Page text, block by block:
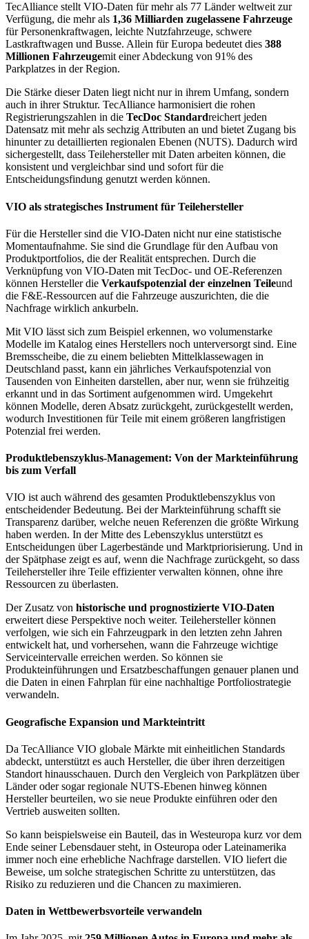
TecAlliance stellt VIO-Daten für mehr als 77 Länder weltweit zur
Verfügung, die mehr als 1,36 Milliarden zugelassene Fahrzeuge
für Personenkraftwagen, leichte Nutzfahrzeuge, schwere
Lastkraftwagen und Busse. Allein für Europa bedeutet dies 388
Millionen Fahrzeugemit einer Abdeckung von 91% des
Parkplatzes in der Region.
Die Stärke dieser Daten liegt nicht nur in ihrem Umfang, sondern
auch in ihrer Struktur. TecAlliance harmonisiert die rohen
Registrierungszahlen in die TecDoc Standardreichert jeden
Datensatz mit mehr als sechzig Attributen an und bietet Zugang bis
hinunter zu detaillierten regionalen Ebenen (NUTS). Dadurch wird
sichergestellt, dass Teilehersteller mit Daten arbeiten können, die
konsistent und vergleichbar sind und sofort für die
Entscheidungsfindung genutzt werden können.
VIO als strategisches Instrument für Teilehersteller
Für die Hersteller sind die VIO-Daten nicht nur eine statistische
Momentaufnahme. Sie sind die Grundlage für den Aufbau von
Produktportfolios, die der Realität entsprechen. Durch die
Verknüpfung von VIO-Daten mit TecDoc- und OE-Referenzen
können Hersteller die Verkaufspotenzial der einzelnen Teileund
die F&E-Ressourcen auf die Fahrzeuge auszurichten, die die
Nachfrage wirklich ankurbeln.
Mit VIO lässt sich zum Beispiel erkennen, wo volumenstarke
Modelle im Katalog eines Herstellers noch unterversorgt sind. Eine
Bremsscheibe, die zu einem beliebten Mittelklassewagen in
Deutschland passt, kann ein jährliches Verkaufspotenzial von
Tausenden von Einheiten darstellen, aber nur, wenn sie frühzeitig
erkannt und in das Sortiment aufgenommen wird. Umgekehrt
können Modelle, deren Absatz zurückgeht, zurückgestellt werden,
wodurch Investitionen für Teile mit einem größeren langfristigen
Potenzial frei werden.
Produktlebenszyklus-Management: Von der Markteinführung
bis zum Verfall
VIO ist auch während des gesamten Produktlebenszyklus von
entscheidender Bedeutung. Bei der Markteinführung schafft sie
Transparenz darüber, welche neuen Referenzen die größte Wirkung
haben werden. In der Mitte des Lebenszyklus unterstützt es
Entscheidungen über Lagerbestände und Marktpriorisierung. Und in
der Spätphase zeigt es auf, wenn die Nachfrage zurückgeht, so dass
Teilehersteller ihre Teile effizienter verwalten können, ohne ihre
Ressourcen zu überlasten.
Der Zusatz von historische und prognostizierte VIO-Daten
erweitert diese Perspektive noch weiter. Teilehersteller können
verfolgen, wie sich ein Fahrzeugpark in den letzten zehn Jahren
entwickelt hat, und vorhersehen, wann die Fahrzeuge wichtige
Serviceintervalle erreichen werden. So können sie
Produkteinführungen und Ersatzbeschaffungen genauer planen und
die Daten in einen Fahrplan für eine nachhaltige Portfoliostrategie
verwandeln.
Geografische Expansion und Markteintritt
Da TecAlliance VIO globale Märkte mit einheitlichen Standards
abdeckt, unterstützt es auch Hersteller, die über ihren derzeitigen
Standort hinausschauen. Durch den Vergleich von Parkplätzen über
Länder oder sogar regionale NUTS-Ebenen hinweg können
Hersteller beurteilen, wo sie neue Produkte einführen oder den
Vertrieb ausweiten sollten.
So kann beispielsweise ein Bauteil, das in Westeuropa kurz vor dem
Ende seiner Lebensdauer steht, in Osteuropa oder Lateinamerika
immer noch eine erhebliche Nachfrage darstellen. VIO liefert die
Beweise, um solche strategischen Schritte zu unterstützen, das
Risiko zu reduzieren und die Chancen zu maximieren.
Daten in Wettbewerbsvorteile verwandeln